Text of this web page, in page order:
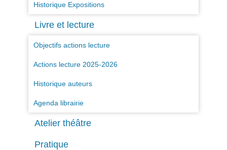
Historique Expositions
Livre et lecture
Objectifs actions lecture
Actions lecture 2025-2026
Historique auteurs
Agenda librairie
Atelier théâtre
Pratique